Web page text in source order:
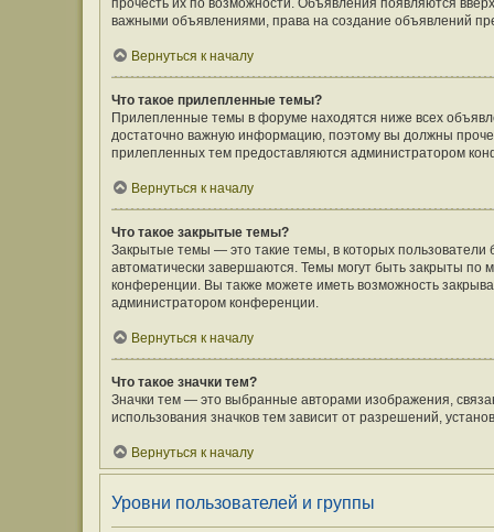
прочесть их по возможности. Объявления появляются
важными объявлениями, права на создание объявлений
Вернуться к началу
Что такое прилепленные темы?
Прилепленные темы в форуме находятся ниже всех
достаточно важную информацию, поэтому вы должны
прилепленных тем предоставляются администратором
Вернуться к началу
Что такое закрытые темы?
Закрытые темы — это такие темы, в которых
автоматически завершаются. Темы могут быть закрыты
конференции. Вы также можете иметь возможность
администратором конференции.
Вернуться к началу
Что такое значки тем?
Значки тем — это выбранные авторами изображения,
использования значков тем зависит от разрешений,
Вернуться к началу
Уровни пользователей и группы